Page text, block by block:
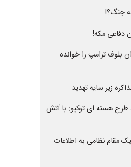
جنگ؟!
دفاعی مکه!
بلوف ترامپ را خوانده
زیر سایه تهدید
طرح هسته ای توکیو: با آتش
مقام نظامی به اطلاعات